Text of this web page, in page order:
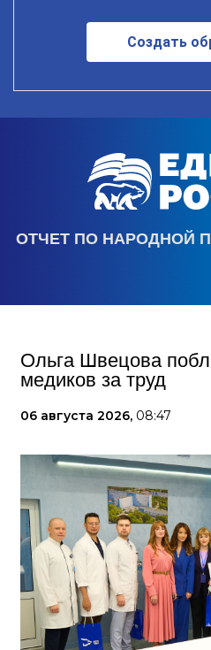
Создать
ОТЧЕТ ПО НАРОДНОЙ
Ольга Швецова
медиков за труд
06 августа 2026, 08:47